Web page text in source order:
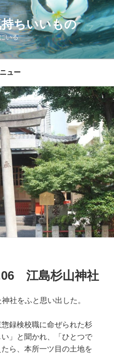
ちいいもの
いる
ュー
江島杉山神社
社をふと思い出した。
録検校職に命ぜられた杉
」と聞かれ、「ひとつで
ら、本所一ツ目の土地を